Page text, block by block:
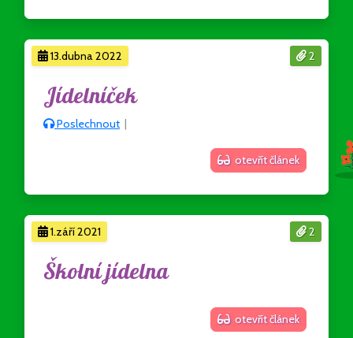
2
13.dubna 2022
Jídelníček
Poslechnout |
otevřít článek
2
1.září 2021
Školní jídelna
otevřít článek